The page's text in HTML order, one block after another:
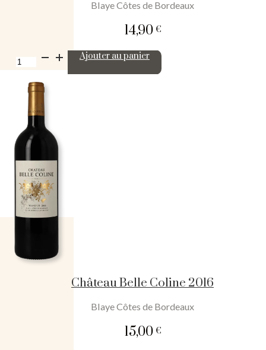
Blaye Côtes de Bordeaux
14,90€
quantité
de
Belle
Coline
2019
Ajouter au panier
Château Belle Coline 2016
Blaye Côtes de Bordeaux
15,00€